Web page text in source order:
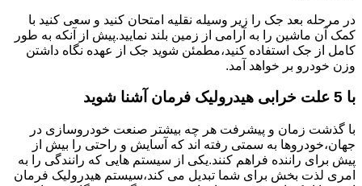
در مرحله بعد جک را زیر وسیله نقلیه امتحان کنید و سعی کنید با
کمک آن ماشین را به آرامی از زمین بلند نمایید.پیش از آنکه به طور
کامل از جک استفاده کنید،مطمئن شوید جک از عهده نگاه داشتن
وزن خودرو بر خواهد آمد.
با 5 علت خرابی هیدرولیک فرمان آشنا شوید
با گذشت زمان و پیشرفت هر چه بیشتر صنعت خودروسازی در
جهان،خودروها به سمتی رفته اند که آسایش و راحتی را بیش از
پیش برای راننده فراهم کنند.یکی از سیستم هایی که رانندگی را به
امری لذت بخش برای شما تبدیل می کند،سیستم هیدرولیک فرمان